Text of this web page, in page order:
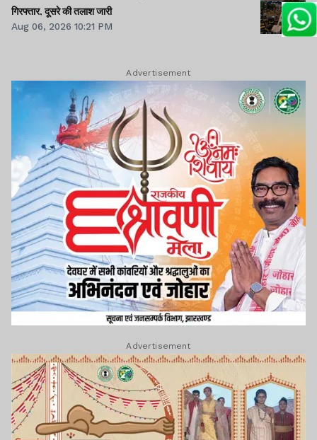
गिरफ्तार, दूसरे की तलाश जारी
Aug 06, 2026 10:21 PM
Advertisement
Advertisement